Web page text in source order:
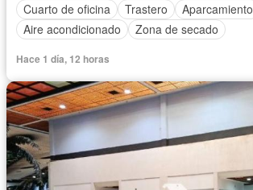
Cuarto de oficina
Trastero
Aparcamiento
Aire acondicionado
Zona de secado
Hace 1 día, 12 horas